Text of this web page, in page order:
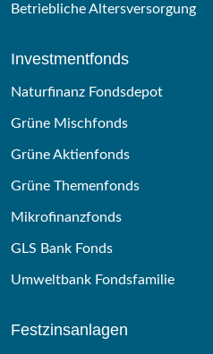
Betriebliche Altersversorgung
Investmentfonds
Naturfinanz Fondsdepot
Grüne Mischfonds
Grüne Aktienfonds
Grüne Themenfonds
Mikrofinanzfonds
GLS Bank Fonds
Umweltbank Fondsfamilie
Festzinsanlagen